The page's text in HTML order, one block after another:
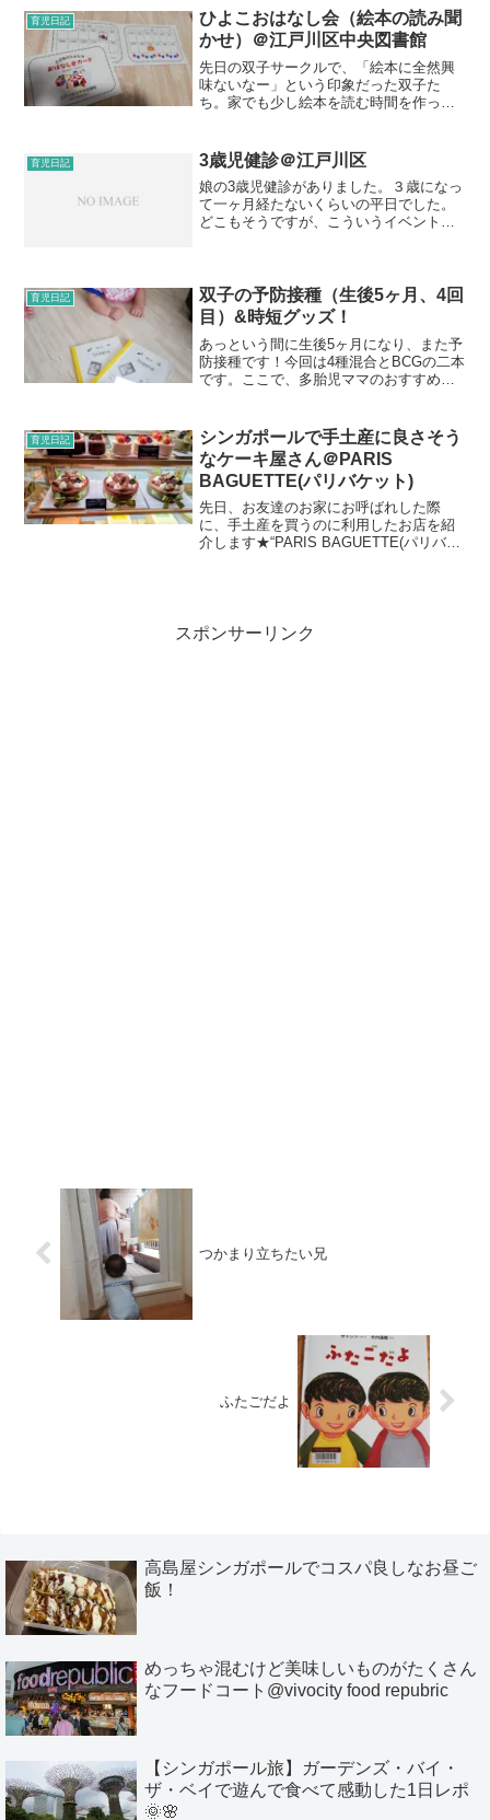
所は錦糸町の駅から少し行ったところに
あります。オリナス錦...
育児日記
ひよこおはなし会（絵本の読み聞
かせ）＠江戸川区中央図書館
先日の双子サークルで、「絵本に全然興
味ないなー」という印象だった双子た
ち。家でも少し絵本を読む時間を作って
る予定の日が、未就園児対象の絵本の読
み聞かせ会の日だったので、...
育児日記 3歳児健診＠江戸川区
娘の3歳児健診がありました。３歳になっ
て一ヶ月経たないくらいの平日でした。
どこもそうですが、こういうイベントは
り、はじめはDRAGON...
育児日記
双子の予防接種（生後5ヶ月、4回
目）&時短グッズ！
あっという間に生後5ヶ月になり、また予
防接種です！今回は4種混合とBCGの二本
です。ここで、多胎児ママのおすすめ品
るくらいまで頻繁にある予防接種。毎月
だし、多いときで...
育児日記
シンガポールで手土産に良さそう
なケーキ屋さん＠PARIS
BAGUETTE(パリバケット)
先日、お友達のお家にお呼ばれした際
に、手土産を買うのに利用したお店を紹
介します★“PARIS BAGUETTE(パリバケ
スポンサーリンク
つかまり立ちたい兄
ふたごだよ
高島屋シンガポールでコスパ良しなお昼ご
飯！
めっちゃ混むけど美味しいものがたくさん
なフードコート@vivocity food repubric
【シンガポール旅】ガーデンズ・バイ・
ザ・ベイで遊んで食べて感動した1日レポ
🌞🌸